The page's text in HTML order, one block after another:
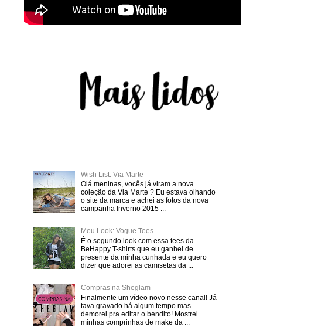
Wish List: Via Marte
Olá meninas, vocês já viram a nova
coleção da Via Marte ? Eu estava olhando
o site da marca e achei as fotos da nova
campanha Inverno 2015 ...
Meu Look: Vogue Tees
É o segundo look com essa tees da
BeHappy T-shirts que eu ganhei de
presente da minha cunhada e eu quero
dizer que adorei as camisetas da ...
Compras na Sheglam
Finalmente um vídeo novo nesse canal! Já
tava gravado há algum tempo mas
demorei pra editar o bendito! Mostrei
minhas comprinhas de make da ...